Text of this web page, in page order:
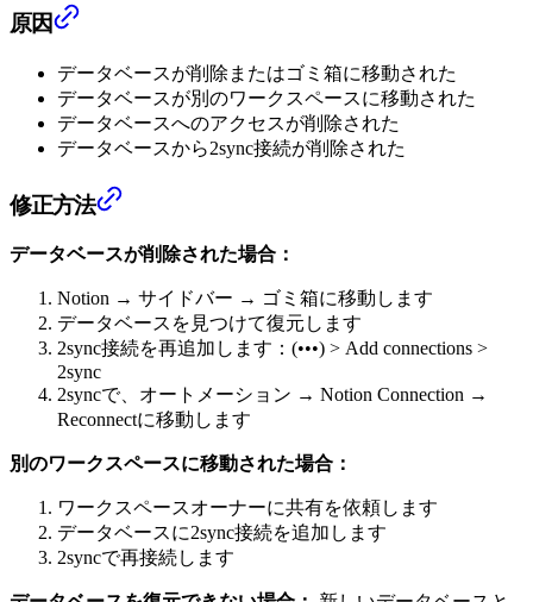
原因
データベースが削除またはゴミ箱に移動された
データベースが別のワークスペースに移動された
データベースへのアクセスが削除された
データベースから2sync接続が削除された
修正方法
データベースが削除された場合：
Notion → サイドバー → ゴミ箱に移動します
データベースを見つけて復元します
2sync接続を再追加します：(•••) > Add connections >
2sync
2syncで、オートメーション → Notion Connection →
Reconnectに移動します
別のワークスペースに移動された場合：
ワークスペースオーナーに共有を依頼します
データベースに2sync接続を追加します
2syncで再接続します